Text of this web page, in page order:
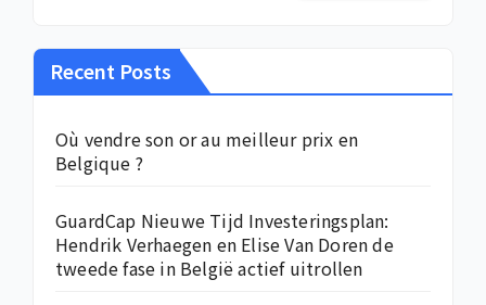
Recent Posts
Où vendre son or au meilleur prix en
Belgique ?
GuardCap Nieuwe Tijd Investeringsplan:
Hendrik Verhaegen en Elise Van Doren de
tweede fase in België actief uitrollen